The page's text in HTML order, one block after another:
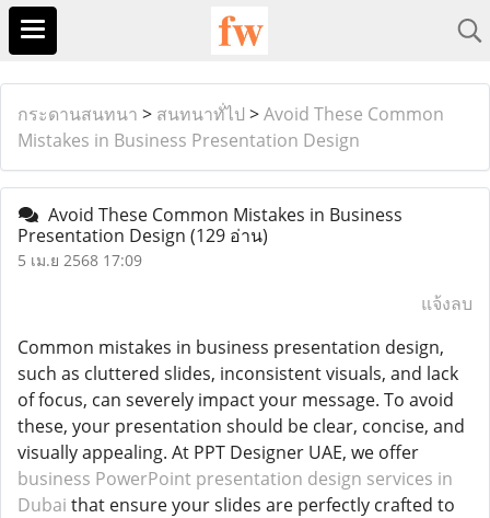
กระดานสนทนา > สนทนาทั่ไป >Avoid These Common
Mistakes in Business Presentation Design
Avoid These Common Mistakes in Business
Presentation Design (129 อ่าน)
5 เม.ย 2568 17:09
แจ้งลบ
Common mistakes in business presentation design,
such as cluttered slides, inconsistent visuals, and lack
of focus, can severely impact your message. To avoid
these, your presentation should be clear, concise, and
visually appealing. At PPT Designer UAE, we offer
business PowerPoint presentation design services in
Dubai that ensure your slides are perfectly crafted to